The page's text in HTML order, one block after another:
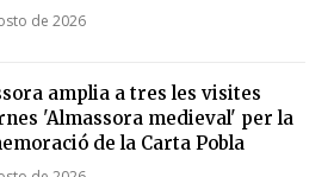
de 2026
amplia a tres les visites
'Almassora medieval' per la
de la Carta Pobla